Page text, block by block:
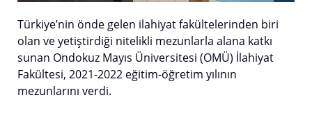
Türkiye’nin önde gelen ilahiyat fakültelerinden biri
olan ve yetiştirdiği nitelikli mezunlarla alana katkı
sunan Ondokuz Mayıs Üniversitesi (OMÜ) İlahiyat
Fakültesi, 2021-2022 eğitim-öğretim yılının
mezunlarını verdi.